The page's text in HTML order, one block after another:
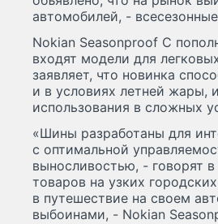
автомобилей, -
Nokian Seasonproof C
входят модели для
заявляет, что новинка
и в условиях летней жары,
использования в сложных
«Шины разработаны для
с оптимальной
выносливостью, - говорят
товаров на узких
в путешествие на своем
выбоинами, - Nokian